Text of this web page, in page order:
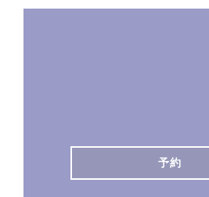
予約